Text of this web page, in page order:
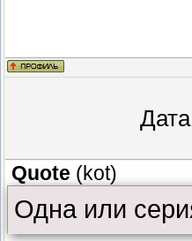
Quote (kot)
Одна или